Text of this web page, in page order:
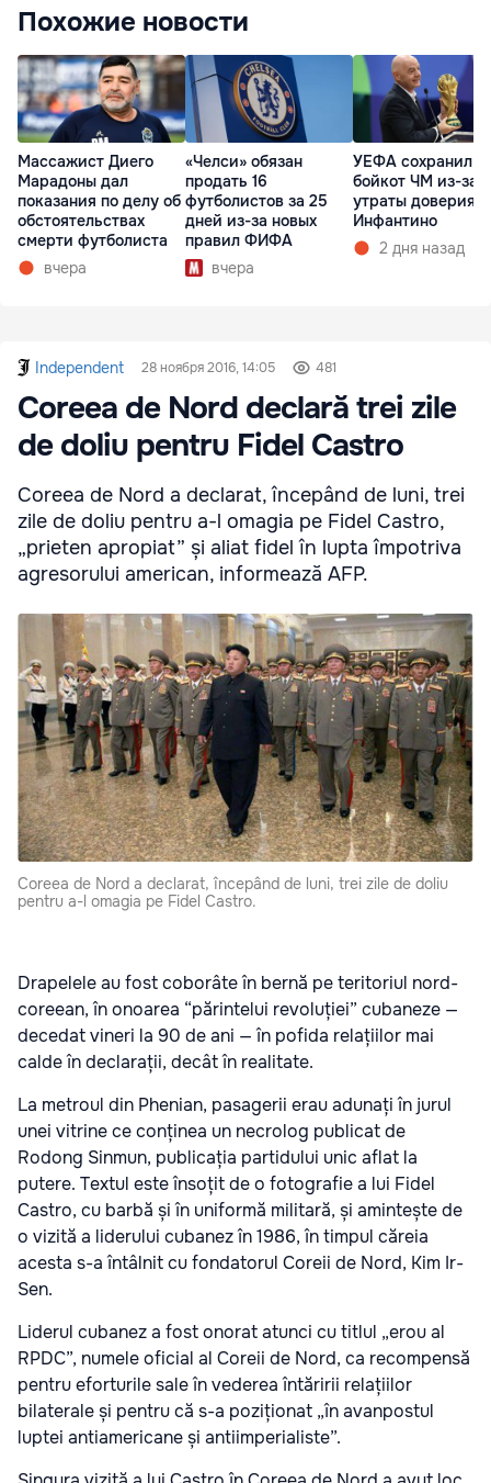
Похожие новости
Массажист Диего
Марадоны дал
показания по делу об
обстоятельствах
смерти футболиста
вчера
«Челси» обязан
продать 16
футболистов за 25
дней из-за новых
правил ФИФА
вчера
УЕФА сохранил
бойкот ЧМ из-за
утраты доверия к
Инфантино
2 дня назад
Independent 28 ноября 2016, 14:05 481
Coreea de Nord declară trei zile
de doliu pentru Fidel Castro
Coreea de Nord a declarat, începând de luni, trei
zile de doliu pentru a-l omagia pe Fidel Castro,
„prieten apropiat” și aliat fidel în lupta împotriva
agresorului american, informează AFP.
Coreea de Nord a declarat, începând de luni, trei zile de doliu
pentru a-l omagia pe Fidel Castro.
Drapelele au fost coborâte în bernă pe teritoriul nord-
coreean, în onoarea “părintelui revoluției” cubaneze —
decedat vineri la 90 de ani — în pofida relațiilor mai
calde în declarații, decât în realitate.
La metroul din Phenian, pasagerii erau adunați în jurul
unei vitrine ce conținea un necrolog publicat de
Rodong Sinmun, publicația partidului unic aflat la
putere. Textul este însoțit de o fotografie a lui Fidel
Castro, cu barbă și în uniformă militară, și amintește de
o vizită a liderului cubanez în 1986, în timpul căreia
acesta s-a întâlnit cu fondatorul Coreii de Nord, Kim Ir-
Sen.
Liderul cubanez a fost onorat atunci cu titlul „erou al
RPDC”, numele oficial al Coreii de Nord, ca recompensă
pentru eforturile sale în vederea întăririi relațiilor
bilaterale și pentru că s-a poziționat „în avanpostul
luptei antiamericane și antiimperialiste”.